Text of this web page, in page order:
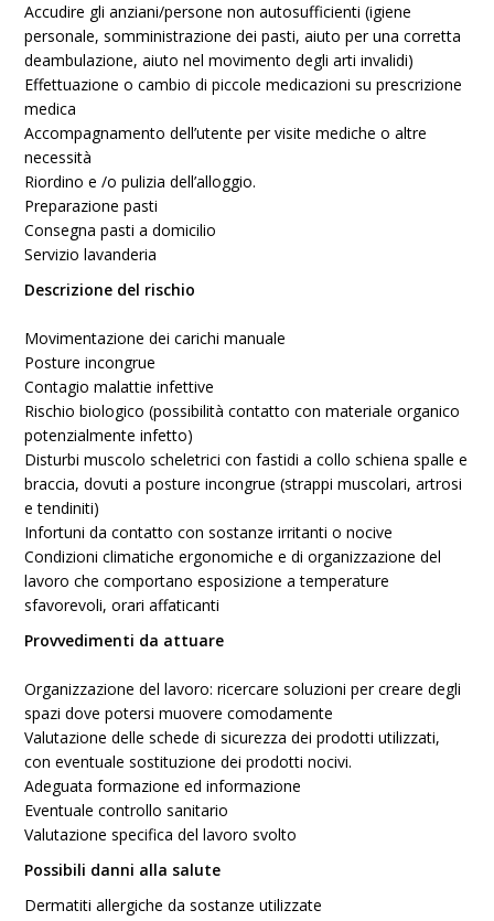
Accudire gli anziani/persone non autosufficienti (igiene
personale, somministrazione dei pasti, aiuto per una corretta
deambulazione, aiuto nel movimento degli arti invalidi)
Effettuazione o cambio di piccole medicazioni su prescrizione
medica
Accompagnamento dell’utente per visite mediche o altre
necessità
Riordino e /o pulizia dell’alloggio.
Preparazione pasti
Consegna pasti a domicilio
Servizio lavanderia
Descrizione del rischio
Movimentazione dei carichi manuale
Posture incongrue
Contagio malattie infettive
Rischio biologico (possibilità contatto con materiale organico
potenzialmente infetto)
Disturbi muscolo scheletrici con fastidi a collo schiena spalle e
braccia, dovuti a posture incongrue (strappi muscolari, artrosi
e tendiniti)
Infortuni da contatto con sostanze irritanti o nocive
Condizioni climatiche ergonomiche e di organizzazione del
lavoro che comportano esposizione a temperature
sfavorevoli, orari affaticanti
Provvedimenti da attuare
Organizzazione del lavoro: ricercare soluzioni per creare degli
spazi dove potersi muovere comodamente
Valutazione delle schede di sicurezza dei prodotti utilizzati,
con eventuale sostituzione dei prodotti nocivi.
Adeguata formazione ed informazione
Eventuale controllo sanitario
Valutazione specifica del lavoro svolto
Possibili danni alla salute
Dermatiti allergiche da sostanze utilizzate